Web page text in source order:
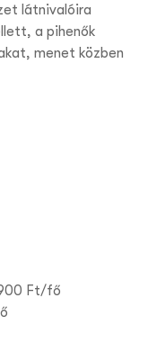
látnivalóira
a pihenők
menet közben
Ft/fő